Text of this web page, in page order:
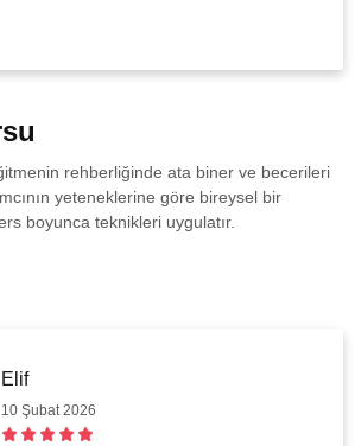
rehberliğinde ata biner ve becerileri
yeteneklerine göre bireysel bir
boyunca teknikleri uygulatır.
Elif
10 Şubat 2026